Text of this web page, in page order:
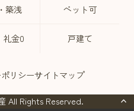
築浅 ペット可
礼金0 戸建て
リシーサイトマップ
All Rights Reserved.